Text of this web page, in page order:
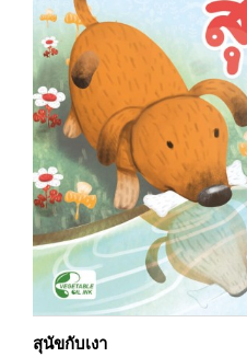
สุนัขกับเงา